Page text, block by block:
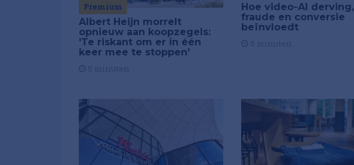
Premium
Albert Heijn morrelt
opnieuw aan koopzegels:
'Te riskant om er in één
keer mee te stoppen'
Hoe video-AI derving,
fraude en conversie
beïnvloedt